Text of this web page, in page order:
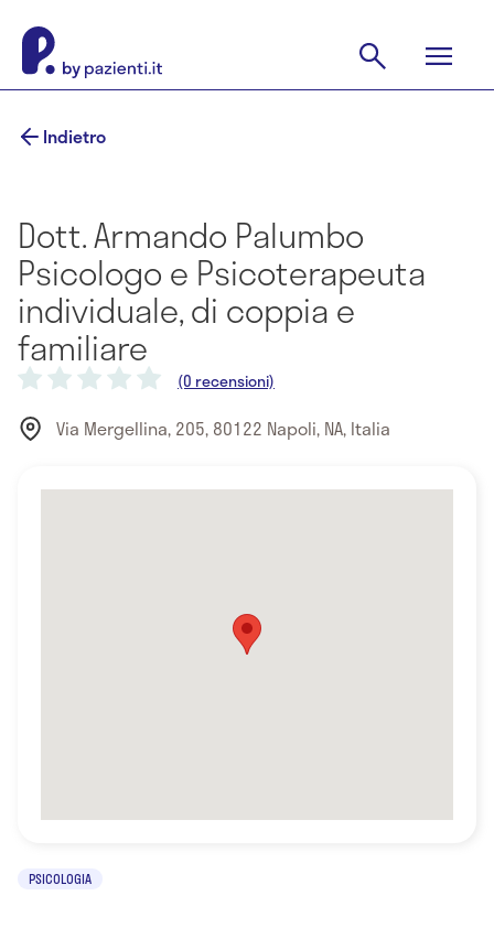
Indietro
Dott. Armando Palumbo
Psicologo e Psicoterapeuta
individuale, di coppia e
familiare
(0 recensioni)
Via Mergellina, 205, 80122 Napoli, NA, Italia
PSICOLOGIA